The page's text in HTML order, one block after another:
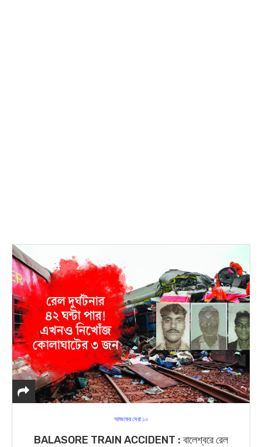
আজকের সেরা ১০
BALASORE TRAIN ACCIDENT : বালেশ্বরে রেল